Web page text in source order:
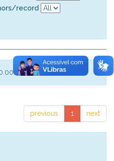
record
seconds).
previous 1 next